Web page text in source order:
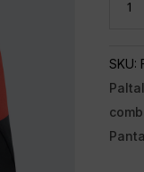
Rojo
SKU: